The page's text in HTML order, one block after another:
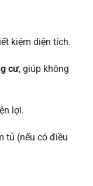
kiệm diện tích.
cư, giúp không
lợi.
tủ (nếu có điều